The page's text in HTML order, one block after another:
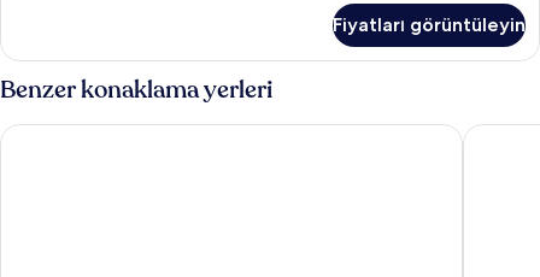
detay
Fiyatları görüntüleyin
Benzer konaklama yerleri
Royal Orchid Central Bangalore, MG Road Lemon